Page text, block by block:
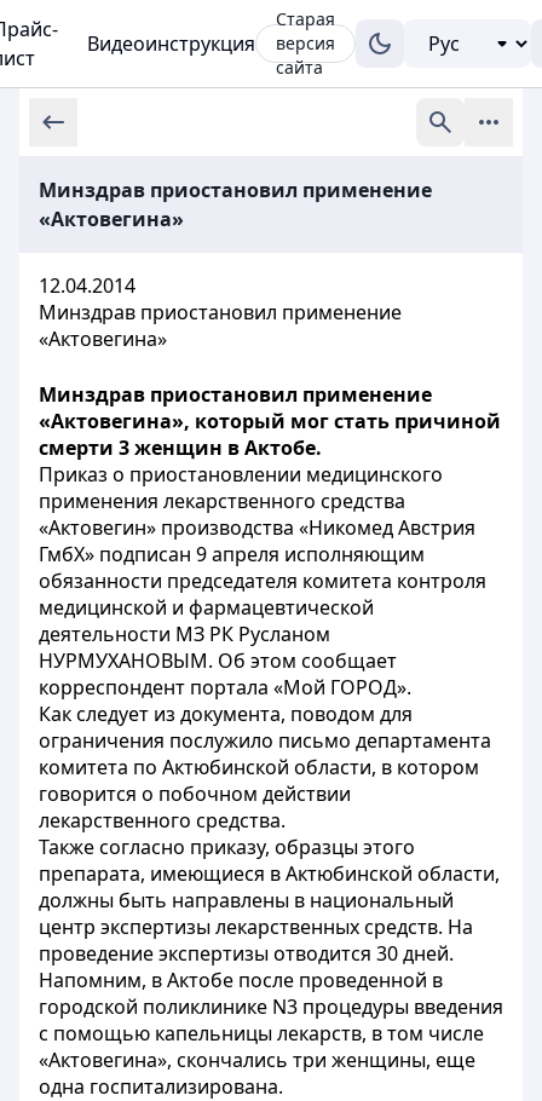
Видеоинструкция
Старая
версия
сайта
Минздрав приостановил применение
«Актовегина»
12.04.2014
Минздрав приостановил применение
«Актовегина»
Минздрав приостановил применение
«Актовегина», который мог стать причиной
смерти 3 женщин в Актобе.
Приказ о приостановлении медицинского
применения лекарственного средства
«Актовегин» производства «Никомед Австрия
ГмбХ» подписан 9 апреля исполняющим
обязанности председателя комитета контроля
медицинской и фармацевтической
деятельности МЗ РК Русланом
НУРМУХАНОВЫМ. Об этом сообщает
корреспондент портала «Мой ГОРОД».
Как следует из документа, поводом для
ограничения послужило письмо департамента
комитета по Актюбинской области, в котором
говорится о побочном действии
лекарственного средства.
Также согласно приказу, образцы этого
препарата, имеющиеся в Актюбинской области,
должны быть направлены в национальный
центр экспертизы лекарственных средств. На
проведение экспертизы отводится 30 дней.
Напомним, в Актобе после проведенной в
городской поликлинике N3 процедуры введения
с помощью капельницы лекарств, в том числе
«Актовегина», скончались три женщины, еще
одна госпитализирована.